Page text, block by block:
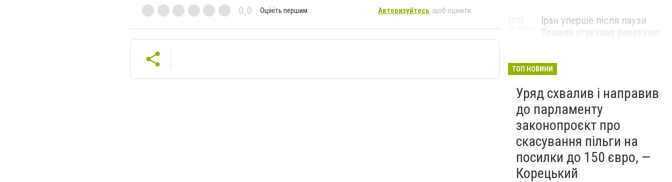
0,0 Оцініть першим Авторизуйтесь, щоб оцінити
Іран уперше після паузи
Трампа атакував ракетами
15:23
ТОП НОВИНИ
Уряд схвалив і направив
до парламенту
законопроєкт про
скасування пільги на
посилки до 150 євро, —
Корецький